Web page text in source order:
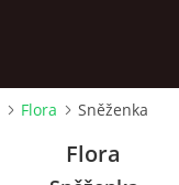
Flora Sněženka
Flora